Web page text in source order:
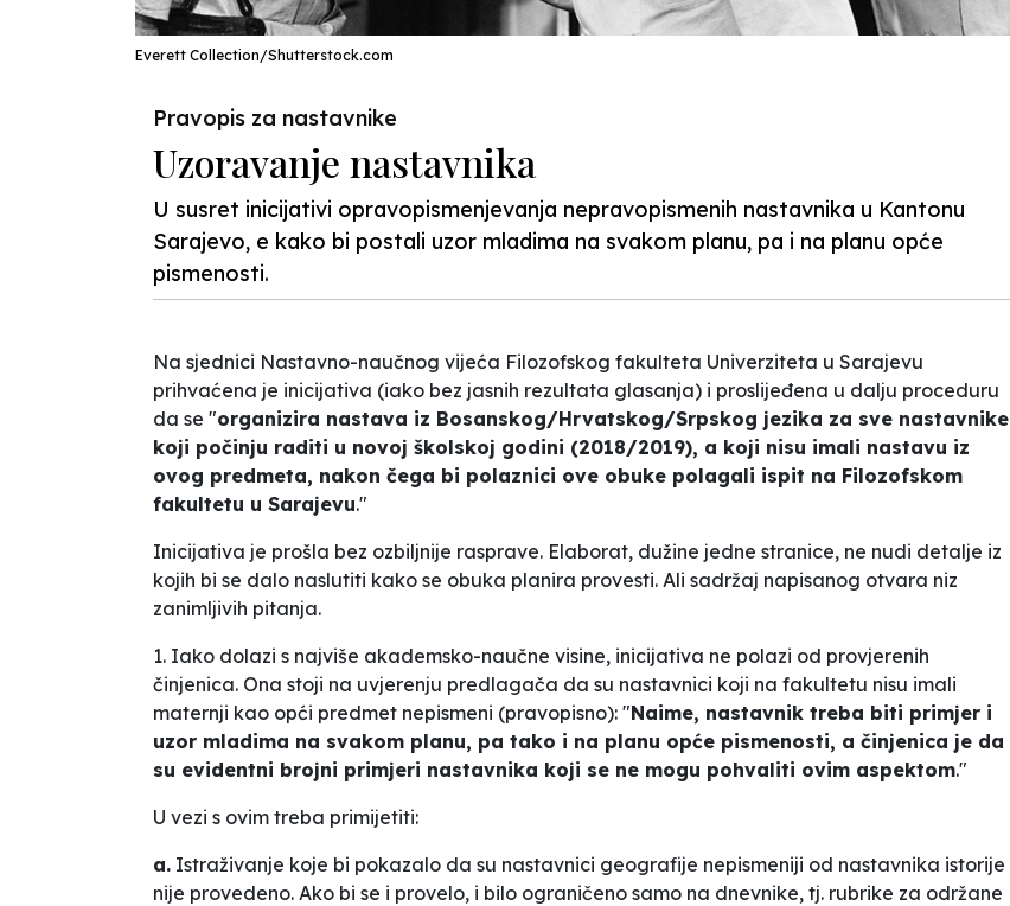
Everett Collection/Shutterstock.com
Pravopis za nastavnike
Uzoravanje nastavnika
U susret inicijativi opravopismenjevanja nepravopismenih nastavnika u Kantonu
Sarajevo, e kako bi postali uzor mladima na svakom planu, pa i na planu opće
pismenosti.
Na sjednici Nastavno-naučnog vijeća Filozofskog fakulteta Univerziteta u Sarajevu
prihvaćena je inicijativa (iako bez jasnih rezultata glasanja) i proslijeđena u dalju proceduru
da se "organizira nastava iz Bosanskog/Hrvatskog/Srpskog jezika za sve nastavnike
koji počinju raditi u novoj školskoj godini (2018/2019), a koji nisu imali nastavu iz
ovog predmeta, nakon čega bi polaznici ove obuke polagali ispit na Filozofskom
fakultetu u Sarajevu."
Inicijativa je prošla bez ozbiljnije rasprave. Elaborat, dužine jedne stranice, ne nudi detalje iz
kojih bi se dalo naslutiti kako se obuka planira provesti. Ali sadržaj napisanog otvara niz
zanimljivih pitanja.
1. Iako dolazi s najviše akademsko-naučne visine, inicijativa ne polazi od provjerenih
činjenica. Ona stoji na uvjerenju predlagača da su nastavnici koji na fakultetu nisu imali
maternji kao opći predmet nepismeni (pravopisno): "Naime, nastavnik treba biti primjer i
uzor mladima na svakom planu, pa tako i na planu opće pismenosti, a činjenica je da
su evidentni brojni primjeri nastavnika koji se ne mogu pohvaliti ovim aspektom."
U vezi s ovim treba primijetiti:
a. Istraživanje koje bi pokazalo da su nastavnici geografije nepismeniji od nastavnika istorije
nije provedeno. Ako bi se i provelo, i bilo ograničeno samo na dnevnike, tj. rubrike za održane